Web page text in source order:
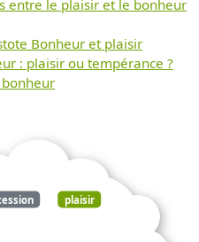
entre le plaisir et le bonheur
Bonheur et plaisir
: plaisir ou tempérance ?
plaisir